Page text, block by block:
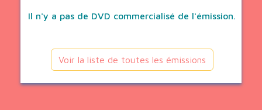
Il n'y a pas de DVD commercialisé de l'émission.
Voir la liste de toutes les émissions